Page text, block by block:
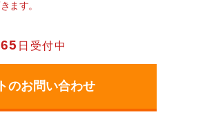
ます。
日受付中